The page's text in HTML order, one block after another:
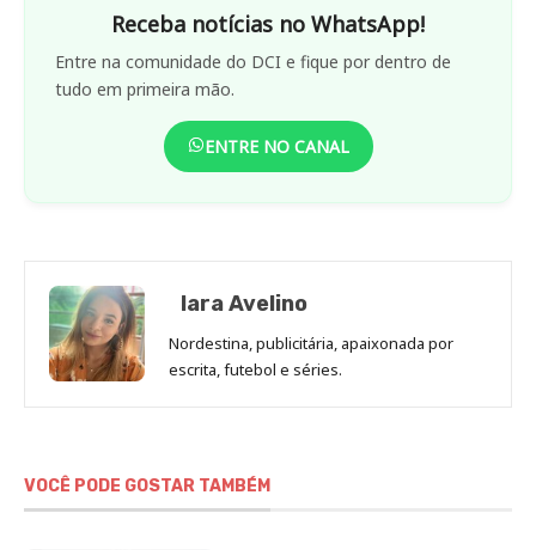
Receba notícias no WhatsApp!
Entre na comunidade do DCI e fique por dentro de
tudo em primeira mão.
ENTRE NO CANAL
Iara Avelino
Nordestina, publicitária, apaixonada por
escrita, futebol e séries.
VOCÊ PODE GOSTAR TAMBÉM